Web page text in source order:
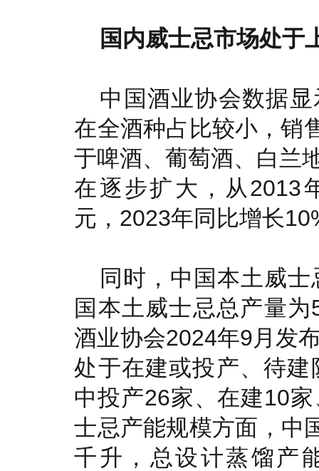
国内威士忌市场处于
中国酒业协会数据
在全酒种占比较小，销
于啤酒、葡萄酒、白兰
在逐步扩大，从2013
元，2023年同比增长
同时，中国本土威
国本土威士忌总产量
酒业协会2024年9月发
处于在建或投产、待
中投产26家、在建10
士忌产能规模方面，中
千升，总设计蒸馏产